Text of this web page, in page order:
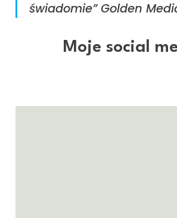
świadomie” Golden
Moje social